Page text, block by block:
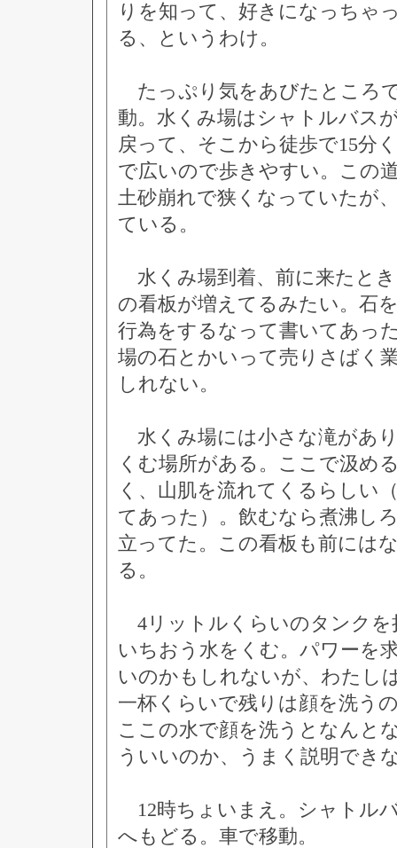
りを知って、好きになっちゃ
る、というわけ。
たっぷり気をあびたところ
動。水くみ場はシャトルバス
戻って、そこから徒歩で15分
で広いので歩きやすい。この
土砂崩れで狭くなっていたが
ている。
水くみ場到着、前に来たと
の看板が増えてるみたい。石
行為をするなって書いてあっ
場の石とかいって売りさばく
しれない。
水くみ場には小さな滝があ
くむ場所がある。ここで汲め
く、山肌を流れてくるらしい
てあった）。飲むなら煮沸し
立ってた。この看板も前には
る。
4リットルくらいのタンクを
いちおう水をくむ。パワーを
いのかもしれないが、わたし
一杯くらいで残りは顔を洗う
ここの水で顔を洗うとなんと
ういいのか、うまく説明でき
12時ちょいまえ。シャトル
へもどる。車で移動。